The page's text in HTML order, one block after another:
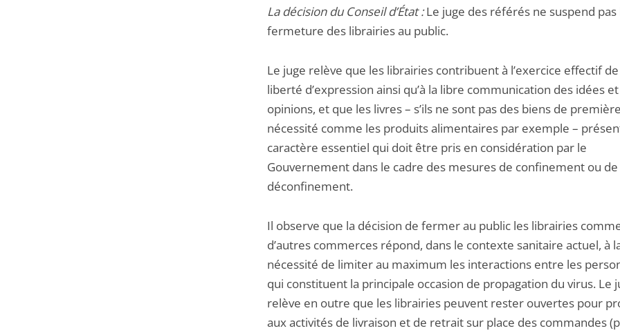
La décision du Conseil d’État :Le juge des référés ne suspend pas
fermeture des librairies au public.
Le juge relève que les librairies contribuent à l’exercice effectif de
liberté d’expression ainsi qu’à la libre communication des idées
opinions, et que les livres – s’ils ne sont pas des biens de première
nécessité comme les produits alimentaires par exemple –
caractère essentiel qui doit être pris en considération par le
Gouvernement dans le cadre des mesures de confinement ou de
déconfinement.
Il observe que la décision de fermer au public les librairies
d’autres commerces répond, dans le contexte sanitaire actuel, à
nécessité de limiter au maximum les interactions entre les
qui constituent la principale occasion de propagation du virus. Le
relève en outre que les librairies peuvent rester ouvertes pour
aux activités de livraison et de retrait sur place des commandes